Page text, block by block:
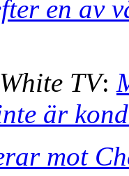
en av
White TV:
är
mot